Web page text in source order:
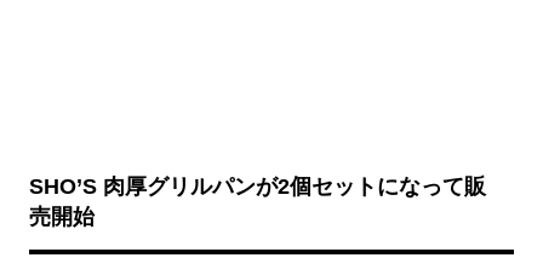
SHO’S 肉厚グリルパンが2個セットになって販
売開始